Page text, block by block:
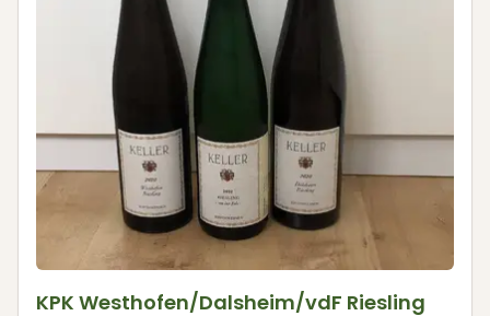
KPK Westhofen/Dalsheim/vdF Riesling